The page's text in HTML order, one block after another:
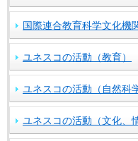
国際連合教育科学文化機
ユネスコの活動（教育）
ユネスコの活動（自然科
ユネスコの活動（文化、